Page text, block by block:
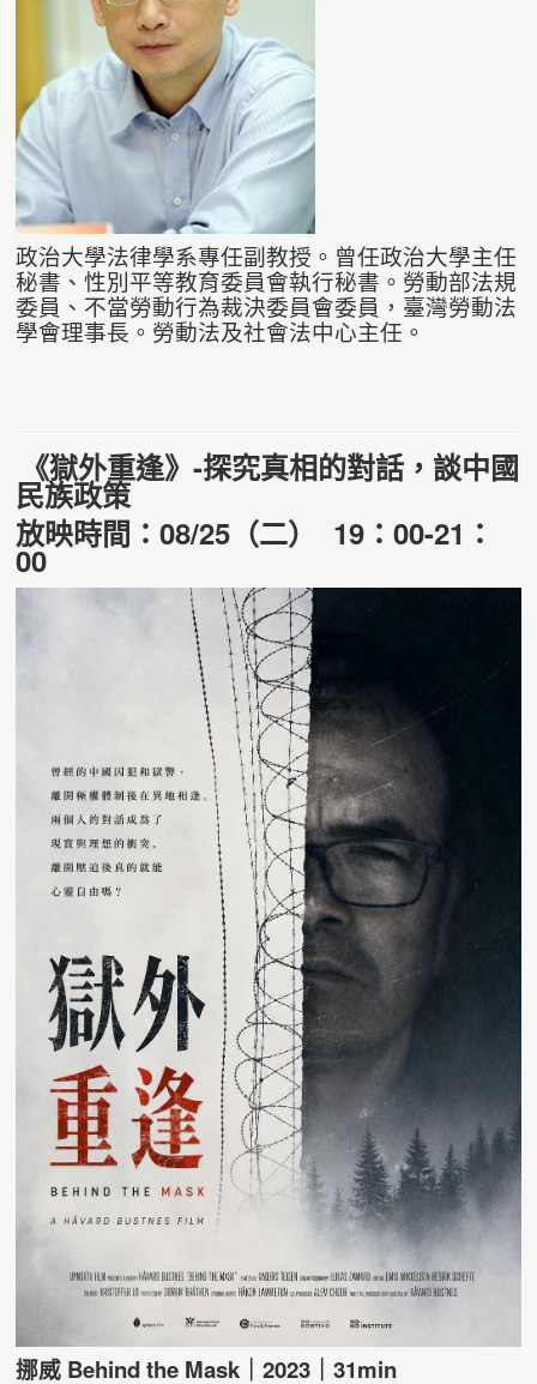
政治大學法律學系專任副教授。曾任政治大學主任
秘書、性別平等教育委員會執行秘書。勞動部法規
委員、不當勞動行為裁決委員會委員，臺灣勞動法
學會理事長。勞動法及社會法中心主任。
《獄外重逢》-探究真相的對話，談中國
民族政策
放映時間：08/25（二） 19：00-21：
00
挪威 Behind the Mask ｜2023 ｜31min